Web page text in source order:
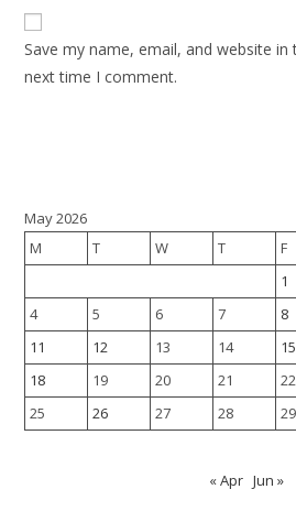
Save my name, email, and website
next time I comment.
May 2026
M
T W T F
1
4
5 6 7 8
11
12 13 14 15
18
19 20 21 22
25
26 27 28 29
« Apr Jun »